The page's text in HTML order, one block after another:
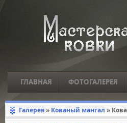
ГЛАВНАЯ ФОТОГАЛЕРЕЯ
Галерея» Кованый мангал »